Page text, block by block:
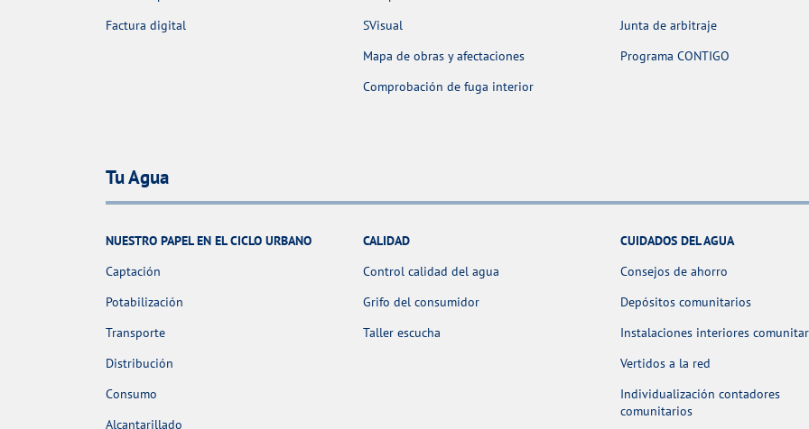
Factura digital
SVisual
Mapa de obras y afectaciones
Comprobación de fuga interior
Junta de arbitraje
Programa CONTIGO
Tu Agua
NUESTRO PAPEL EN EL CICLO URBANO
Captación
Potabilización
Transporte
Distribución
Consumo
Alcantarillado
CALIDAD
Control calidad del agua
Grifo del consumidor
Taller escucha
CUIDADOS DEL AGUA
Consejos de ahorro
Depósitos comunitarios
Instalaciones interiores
Vertidos a la red
Individualización contadores
comunitarios